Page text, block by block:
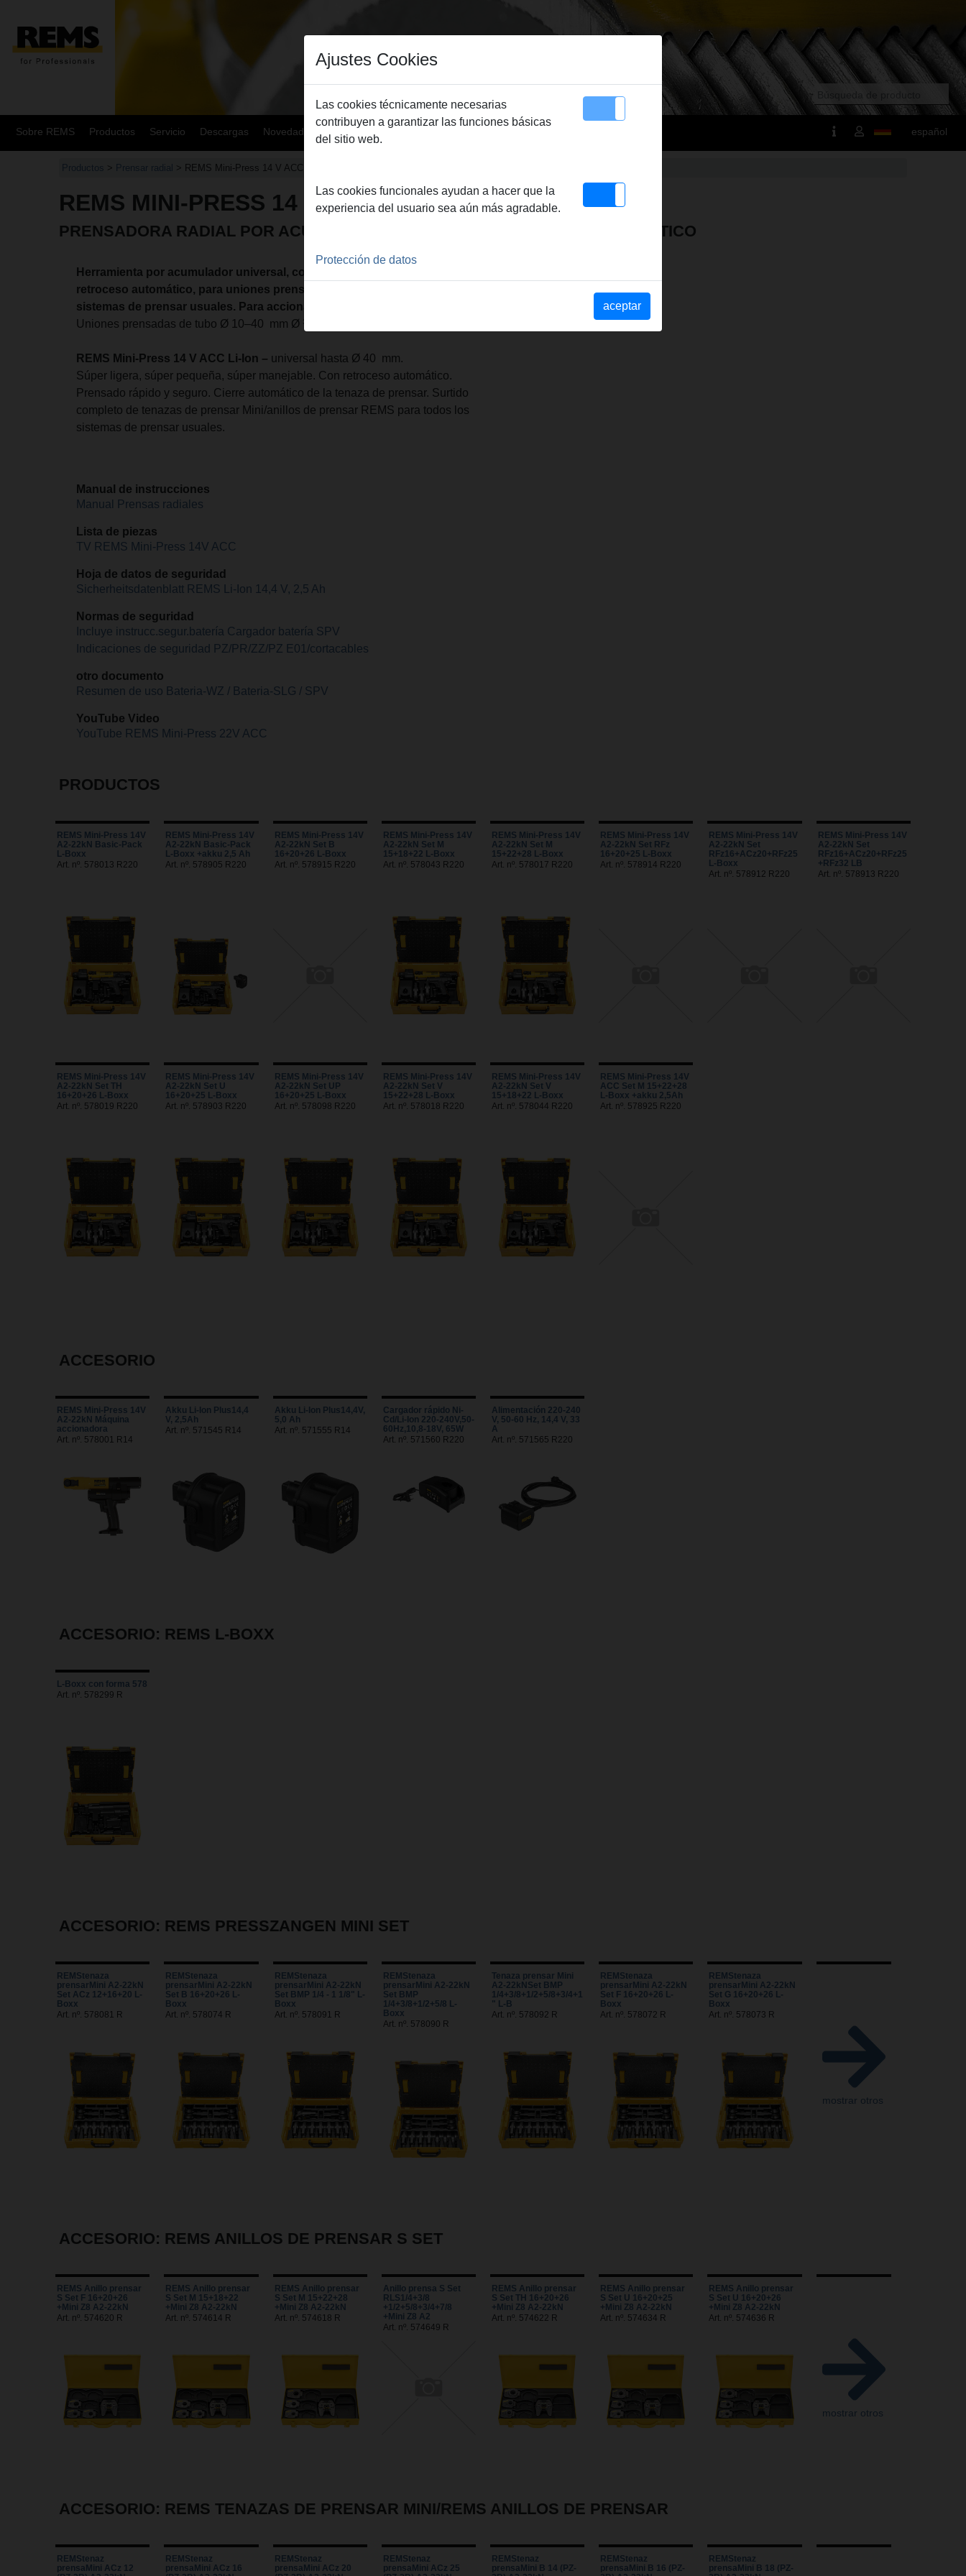
Sobre REMS Productos Servicio Descargas Novedades Sitemap Contacto español
Productos > Prensar radial > REMS Mini-Press 14 V ACC
REMS MINI-PRESS 14 V ACC
PRENSADORA RADIAL POR ACUMULADOR 22 KN CON RETROCESO AUTOMÁTICO
Herramienta por acumulador universal, compacta y súper manejable, con
retroceso automático, para uniones prensadas en tubo para todos los
sistemas de prensar usuales. Para accionamiento por acumulador o red.
Uniones prensadas de tubo Ø 10–40 mm Ø ⅜ – 1 ¼".
REMS Mini-Press 14 V ACC Li-Ion – universal hasta Ø 40 mm.
Súper ligera, súper pequeña, súper manejable. Con retroceso automático.
Prensado rápido y seguro. Cierre automático de la tenaza de prensar. Surtido
completo de tenazas de prensar Mini/anillos de prensar REMS para todos los
sistemas de prensar usuales.
Manual de instrucciones
Manual Prensas radiales
Lista de piezas
TV REMS Mini-Press 14V ACC
Hoja de datos de seguridad
Sicherheitsdatenblatt REMS Li-Ion 14,4 V, 2,5 Ah
Normas de seguridad
Incluye instrucc.segur.batería Cargador batería SPV
Indicaciones de seguridad PZ/PR/ZZ/PZ E01/cortacables
otro documento
Resumen de uso Bateria-WZ / Bateria-SLG / SPV
YouTube Video
YouTube REMS Mini-Press 22V ACC
PRODUCTOS
REMS Mini-Press 14V
A2-22kN Basic-Pack
L-Boxx
Art. nº. 578013 R220
REMS Mini-Press 14V
A2-22kN Basic-Pack
L-Boxx +akku 2,5 Ah
Art. nº. 578905 R220
REMS Mini-Press 14V
A2-22kN Set B
16+20+26 L-Boxx
Art. nº. 578915 R220
REMS Mini-Press 14V
A2-22kN Set M
15+18+22 L-Boxx
Art. nº. 578043 R220
REMS Mini-Press 14V
A2-22kN Set M
15+22+28 L-Boxx
Art. nº. 578017 R220
REMS Mini-Press 14V
A2-22kN Set RFz
16+20+25 L-Boxx
Art. nº. 578914 R220
REMS Mini-Press 14V
A2-22kN Set
RFz16+ACz20+RFz25
L-Boxx
Art. nº. 578912 R220
REMS Mini-Press 14V
A2-22kN Set
RFz16+ACz20+RFz25
+RFz32 LB
Art. nº. 578913 R220
REMS Mini-Press 14V
A2-22kN Set TH
16+20+26 L-Boxx
Art. nº. 578019 R220
REMS Mini-Press 14V
A2-22kN Set U
16+20+25 L-Boxx
Art. nº. 578903 R220
REMS Mini-Press 14V
A2-22kN Set UP
16+20+25 L-Boxx
Art. nº. 578098 R220
REMS Mini-Press 14V
A2-22kN Set V
15+22+28 L-Boxx
Art. nº. 578018 R220
REMS Mini-Press 14V
A2-22kN Set V
15+18+22 L-Boxx
Art. nº. 578044 R220
REMS Mini-Press 14V
ACC Set M 15+22+28
L-Boxx +akku 2,5Ah
Art. nº. 578925 R220
ACCESORIO
REMS Mini-Press 14V
A2-22kN Máquina
accionadora
Art. nº. 578001 R14
Akku Li-Ion Plus14,4
V, 2,5Ah
Art. nº. 571545 R14
Akku Li-Ion Plus14,4V,
5,0 Ah
Art. nº. 571555 R14
Cargador rápido Ni-
Cd/Li-Ion 220-240V,50-
60Hz,10,8-18V, 65W
Art. nº. 571560 R220
Alimentación 220-240
V, 50-60 Hz, 14,4 V, 33
A
Art. nº. 571565 R220
ACCESORIO: REMS L-BOXX
L-Boxx con forma 578
Art. nº. 578299 R
ACCESORIO: REMS PRESSZANGEN MINI SET
REMStenaza
prensarMini A2-22kN
Set ACz 12+16+20 L-
Boxx
Art. nº. 578081 R
REMStenaza
prensarMini A2-22kN
Set B 16+20+26 L-
Boxx
Art. nº. 578074 R
REMStenaza
prensarMini A2-22kN
Set BMP 1/4 - 1 1/8" L-
Boxx
Art. nº. 578091 R
REMStenaza
prensarMini A2-22kN
Set BMP
1/4+3/8+1/2+5/8 L-
Boxx
Art. nº. 578090 R
Tenaza prensar Mini
A2-22kNSet BMP
1/4+3/8+1/2+5/8+3/4+1
" L-B
Art. nº. 578092 R
REMStenaza
prensarMini A2-22kN
Set F 16+20+26 L-
Boxx
Art. nº. 578072 R
REMStenaza
prensarMini A2-22kN
Set G 16+20+26 L-
Boxx
Art. nº. 578073 R
mostrar otros
ACCESORIO: REMS ANILLOS DE PRENSAR S SET
REMS Anillo prensar
S Set F 16+20+26
+Mini Z8 A2-22kN
Art. nº. 574620 R
REMS Anillo prensar
S Set M 15+18+22
+Mini Z8 A2-22kN
Art. nº. 574614 R
REMS Anillo prensar
S Set M 15+22+28
+Mini Z8 A2-22kN
Art. nº. 574618 R
Anillo prensa S Set
RLS1/4+3/8
+1/2+5/8+3/4+7/8
+Mini Z8 A2
Art. nº. 574649 R
REMS Anillo prensar
S Set TH 16+20+26
+Mini Z8 A2-22kN
Art. nº. 574622 R
REMS Anillo prensar
S Set U 16+20+25
+Mini Z8 A2-22kN
Art. nº. 574634 R
REMS Anillo prensar
S Set U 16+20+26
+Mini Z8 A2-22kN
Art. nº. 574636 R
mostrar otros
ACCESORIO: REMS TENAZAS DE PRENSAR MINI/REMS ANILLOS DE PRENSAR
REMStenaz
prensaMini ACz 12
REMStenaz
prensaMini ACz 16
REMStenaz
prensaMini ACz 20
REMStenaz
prensaMini ACz 25
REMStenaz
prensaMini B 14 (PZ-
REMStenaz
prensaMini B 16 (PZ-
REMStenaz
prensaMini B 18 (PZ-
Ajustes Cookies
Las cookies técnicamente necesarias
contribuyen a garantizar las funciones básicas
del sitio web.
Las cookies funcionales ayudan a hacer que la
experiencia del usuario sea aún más agradable.
Protección de datos
aceptar